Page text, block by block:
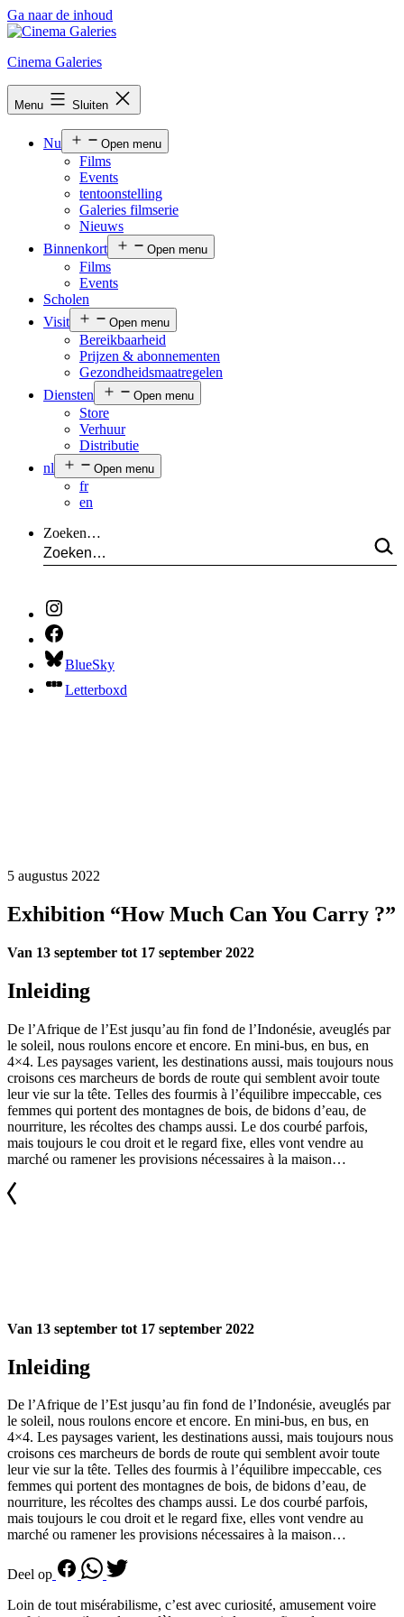
Ga naar de inhoud
Cinema Galeries
Menu Sluiten
Nu Open menu
Films
Events
tentoonstelling
Galeries filmserie
Nieuws
Binnenkort
Open menu
Films
Events
Scholen
Visit
Open menu
Bereikbaarheid
Prijzen & abonnementen
Gezondheidsmaatregelen
Diensten
Open menu
Store
Verhuur
Distributie
nl
Open menu
fr
en
Zoeken…
BlueSky
Letterboxd
5 augustus 2022
Exhibition “How Much Can You Carry ?”
Van 13 september tot 17 september 2022
Inleiding
De l’Afrique de l’Est jusqu’au fin fond de l’Indonésie, aveuglés par
le soleil, nous roulons encore et encore. En mini-bus, en bus, en
4×4. Les paysages varient, les destinations aussi, mais toujours nous
croisons ces marcheurs de bords de route qui semblent avoir toute
leur vie sur la tête. Telles des fourmis à l’équilibre impeccable, ces
femmes qui portent des montagnes de bois, de bidons d’eau, de
nourriture, les récoltes des champs aussi. Le dos courbé parfois,
mais toujours le cou droit et le regard fixe, elles vont vendre au
marché ou ramener les provisions nécessaires à la maison…
Van 13 september tot 17 september 2022
Inleiding
De l’Afrique de l’Est jusqu’au fin fond de l’Indonésie, aveuglés par
le soleil, nous roulons encore et encore. En mini-bus, en bus, en
4×4. Les paysages varient, les destinations aussi, mais toujours nous
croisons ces marcheurs de bords de route qui semblent avoir toute
leur vie sur la tête. Telles des fourmis à l’équilibre impeccable, ces
femmes qui portent des montagnes de bois, de bidons d’eau, de
nourriture, les récoltes des champs aussi. Le dos courbé parfois,
mais toujours le cou droit et le regard fixe, elles vont vendre au
marché ou ramener les provisions nécessaires à la maison…
Deel op
Loin de tout misérabilisme, c’est avec curiosité, amusement voire